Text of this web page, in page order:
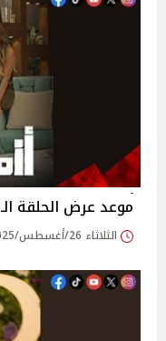
موعد عرض الحلقة الـ 3 من مسلسل "أزمة ثقة"‎
الثلاثاء 26/أغسطس/2025 - 04:28 م